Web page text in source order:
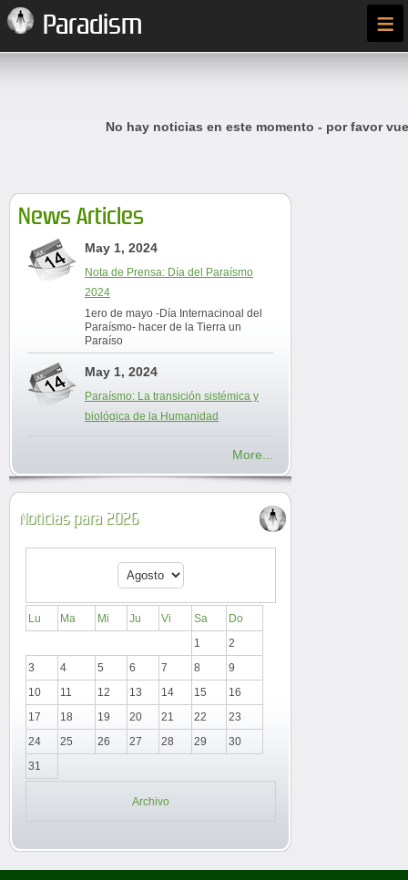
Paradism ≡
No hay noticias en este momento - por favor
News Articles
May 1, 2024
Nota de Prensa: Día del Paraísmo
2024
1ero de mayo -Día Internacinoal del
Paraísmo- hacer de la Tierra un
Paraíso
May 1, 2024
Paraísmo: La transición sistémica y
biológica de la Humanidad
More...
Noticias para 2026
Lu Ma Mi Ju Vi Sa
Do
1
2
3
4 5 6 7 8
9
10
11 12 13 14 15
16
17
18 19 20 21 22
23
24
25 26 27 28 29
30
31
Archivo